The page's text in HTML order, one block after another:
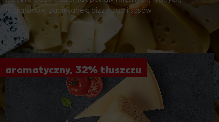
makaronów, zapiekanek, pizzy, zup i sosów.
aromatyczny, 32% tłuszczu